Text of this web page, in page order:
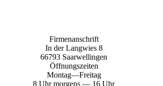
Firmenanschrift
In der Langwies 8
66793 Saarwellingen
Öffnungszeiten
Montag—Freitag
8 Uhr morgens — 16 Uhr